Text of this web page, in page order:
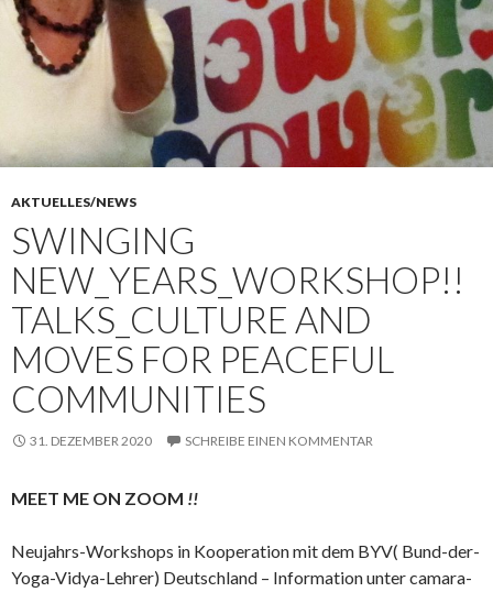
AKTUELLES/NEWS
SWINGING
NEW_YEARS_WORKSHOP!!
TALKS_CULTURE AND
MOVES FOR PEACEFUL
COMMUNITIES
31. DEZEMBER 2020 SCHREIBE EINEN KOMMENTAR
MEET ME ON ZOOM !!
Neujahrs-Workshops in Kooperation mit dem BYV( Bund-der-
Yoga-Vidya-Lehrer) Deutschland – Information unter camara-